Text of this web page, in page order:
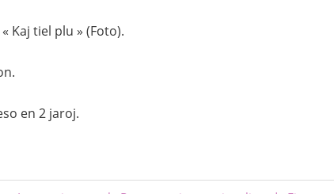
Kaj tiel plu » (Foto).
en 2 jaroj.